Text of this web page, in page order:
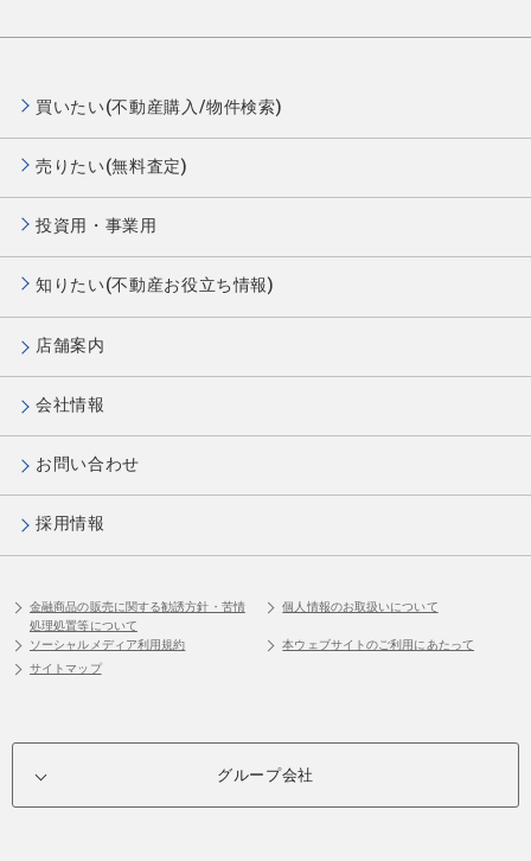
買いたい(不動産購入/物件検索)
売りたい(無料査定)
投資用・事業用
知りたい(不動産お役立ち情報)
店舗案内
会社情報
お問い合わせ
採用情報
金融商品の販売に関する勧誘方針・苦情
処理処置等について
個人情報のお取扱いについて
ソーシャルメディア利用規約
本ウェブサイトのご利用にあたって
サイトマップ
グループ会社